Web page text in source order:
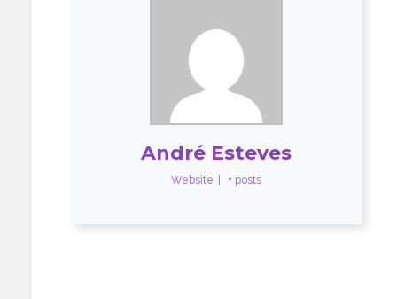
André Esteves
Website + posts